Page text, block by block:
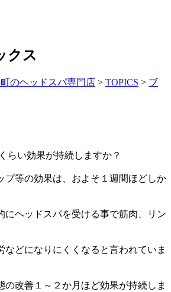
クス
のヘッドスパ専門店 > TOPICS > ブ
い効果が持続しますか？
プ等の効果は、およそ１週間ほどしか
にヘッドスパを受ける事で筋肉、リン
などになりにくくなると言われていま
の改善１～２か月ほど効果が持続しま